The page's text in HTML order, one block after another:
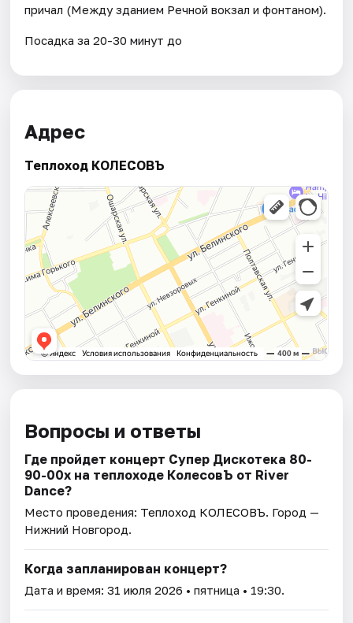
причал (Между зданием Речной вокзал и фонтаном).
Посадка за 20-30 минут до
Адрес
Теплоход КОЛЕСОВЪ
Вопросы и ответы
Где пройдет концерт Супер Дискотека 80-
90-00х на теплоходе КолесовЪ от River
Dance?
Место проведения: Теплоход КОЛЕСОВЪ. Город —
Нижний Новгород.
Когда запланирован концерт?
Дата и время:31 июля 2026 • пятница • 19:30.